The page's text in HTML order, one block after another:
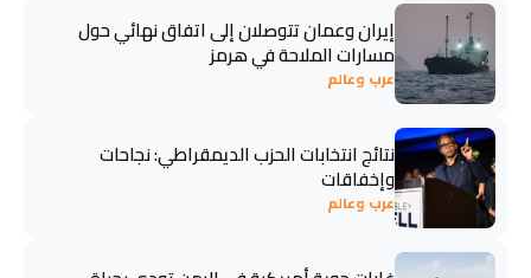
إيران وعمان تتوصلان إلى اتفاق نهائي حول
مسارات الملاحة في هرمز
عرب وعالم
نتائج انتخابات الحزب الديمقراطي: نجاحات
وإخفاقات
عرب وعالم